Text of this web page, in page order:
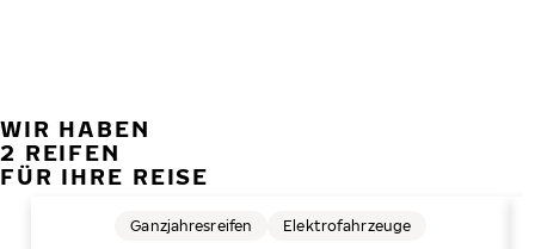
WIR HABEN
2 REIFEN
FÜR IHRE REISE
Ganzjahresreifen Elektrofahrzeuge